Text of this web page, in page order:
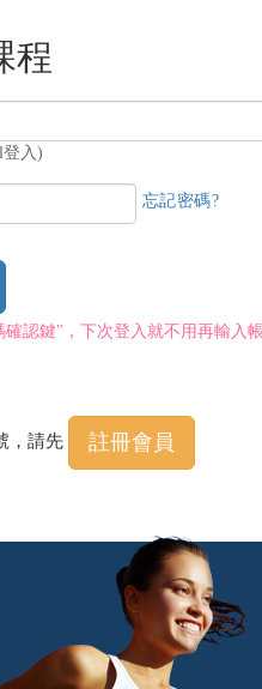
程
登入)
忘記密碼?
認鍵"，下次登入就不用再輸入
，請先 註冊會員